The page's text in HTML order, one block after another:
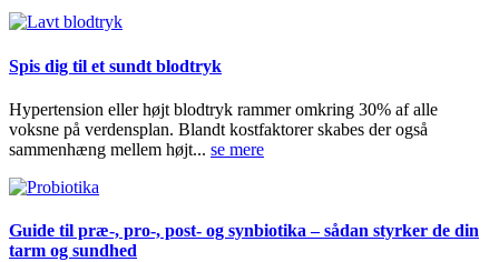
Spis dig til et sundt blodtryk
Hypertension eller højt blodtryk rammer omkring 30% af alle
voksne på verdensplan. Blandt kostfaktorer skabes der også
sammenhæng mellem højt... se mere
Guide til præ-, pro-, post- og synbiotika – sådan styrker de din
tarm og sundhed